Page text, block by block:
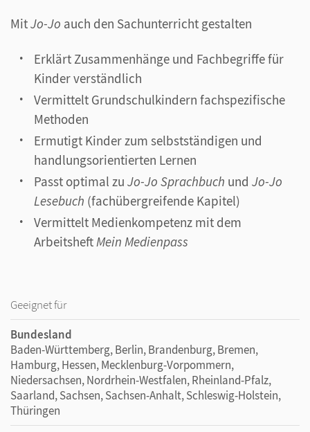
MitJo-Jo auch den Sachunterricht gestalten
Erklärt Zusammenhänge und Fachbegriffe für
Kinder verständlich
Vermittelt Grundschulkindern fachspezifische
Methoden
Ermutigt Kinder zum selbstständigen und
handlungsorientierten Lernen
Passt optimal zu Jo-Jo Sprachbuch und Jo-Jo
Lesebuch (fachübergreifende Kapitel)
Vermittelt Medienkompetenz mit dem
ArbeitsheftMein Medienpass
Geeignet für
Bundesland
Baden-Württemberg, Berlin, Brandenburg, Bremen,
Hamburg, Hessen, Mecklenburg-Vorpommern,
Niedersachsen, Nordrhein-Westfalen, Rheinland-Pfalz,
Saarland, Sachsen, Sachsen-Anhalt, Schleswig-Holstein,
Thüringen